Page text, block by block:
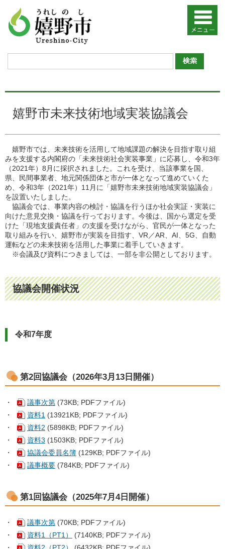
嬉野市未来技術地域実装協議会
嬉野市では、未来技術を活用して地域課題の解決を目指す取り組
みを支援する内閣府の「未来技術社会実装事業」に応募し、令和3年
（2021年）8月に採択されました。これを受け、当該事業を国、
県、民間事業者、地元関係団体と市が一体となって進めていくた
め、令和3年（2021年）11月に「嬉野市未来技術地域実装協議会」
を設置いたしました。
協議会では、事業内容の検討・協議を行うほか社会実証・実装に
向けた意見交換・協議を行っております。今後は、国から選定を受
けた「現地支援責任者」の支援を受けながら、官民が一体となった
取り組みを行い、嬉野市が実装を目指す、VR／AR、AI、5G、自動
運転などの未来技術を活用した事業に着手していきます。
※会議及び資料につきましては、一部を非公開としております。
協議会開催状況
令和7年度
第2回協議会（2026年3月13日開催）
・ 議事次第 (73KB; PDFファイル)
・
資料1 (13921KB; PDFファイル)
・
資料2 (5898KB; PDFファイル)
・
資料3 (1503KB; PDFファイル)
・
協議会委員名簿 (129KB; PDFファイル)
・
議事概要 (784KB; PDFファイル)
第1回協議会（2025年7月4日開催）
・ 議事次第 (70KB; PDFファイル)
・
資料1（PT1）
(7140KB; PDFファイル)